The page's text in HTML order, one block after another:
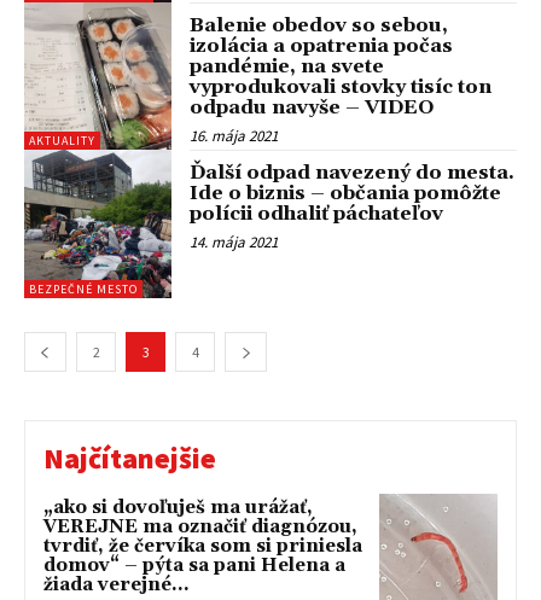
AKTUALITY
Balenie obedov so sebou,
izolácia a opatrenia počas
pandémie, na svete
vyprodukovali stovky tisíc ton
odpadu navyše – VIDEO
16. mája 2021
BEZPEČNÉ MESTO
Ďalší odpad navezený do mesta.
Ide o biznis – občania pomôžte
polícii odhaliť páchateľov
14. mája 2021
2 3 4
Najčítanejšie
„ako si dovoľuješ ma urážať,
VEREJNE ma označiť diagnózou,
tvrdiť, že červíka som si priniesla
domov“ – pýta sa pani Helena a
žiada verejné...